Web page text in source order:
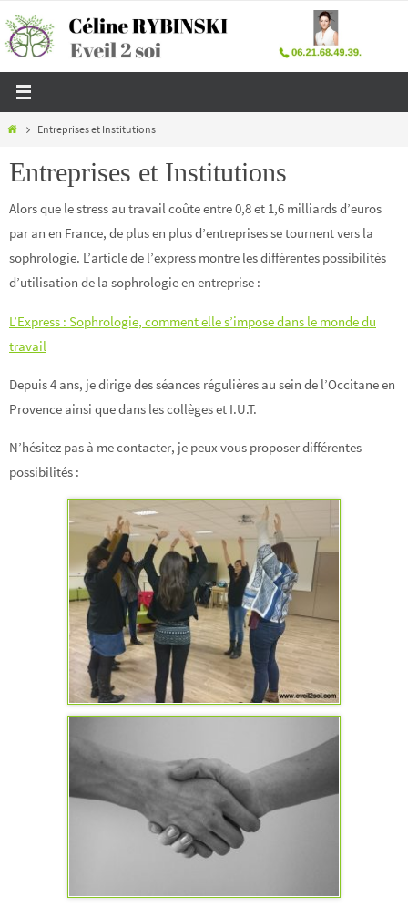
Passer
vers
contenu
HomeEntreprises et Institutions
Entreprises et Institutions
Alors que le stress au travail coûte entre 0,8 et 1,6 milliards d’euros
par an en France, de plus en plus d’entreprises se tournent vers la
sophrologie. L’article de l’express montre les différentes possibilités
d’utilisation de la sophrologie en entreprise :
L’Express : Sophrologie, comment elle s’impose dans le monde du
travail
Depuis 4 ans, je dirige des séances régulières au sein de l’Occitane en
Provence ainsi que dans les collèges et I.U.T.
N’hésitez pas à me contacter, je peux vous proposer différentes
possibilités :